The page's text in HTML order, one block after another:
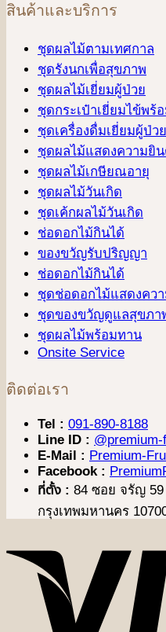
สินค้าและบริการ
ชุดผลไม้ตามเทศกาล
ชุดรังนกเพื่อสุขภาพ
ชุดผลไม้เยี่ยมผู้ป่วย
ชุดกระเป๋าเยี่ยมไข้พร้
ชุดเครื่องดื่มเยี่ยมผู้ป่วย
ชุดผลไม้แสดงความยิ
ชุดผลไม้เกษียณอายุ
ชุดผลไม้วันเกิด
ชุดเค้กผลไม้วันเกิด
ช่อดอกไม้กินได้
ของขวัญรับปริญญา
ช่อดอกไม้กินได้
ชุดช่อดอกไม้แสดงคว
ชุดของขวัญดูแลสุขภา
ชุดผลไม้พร้อมทาน
Onsite Service
ติดต่อเรา
Tel : 091-890-8188
Line ID :
E-Mail : Premium-
Facebook :
ที่ตั้ง : 84 ซอย จรัญ
กรุงเทพมหานคร